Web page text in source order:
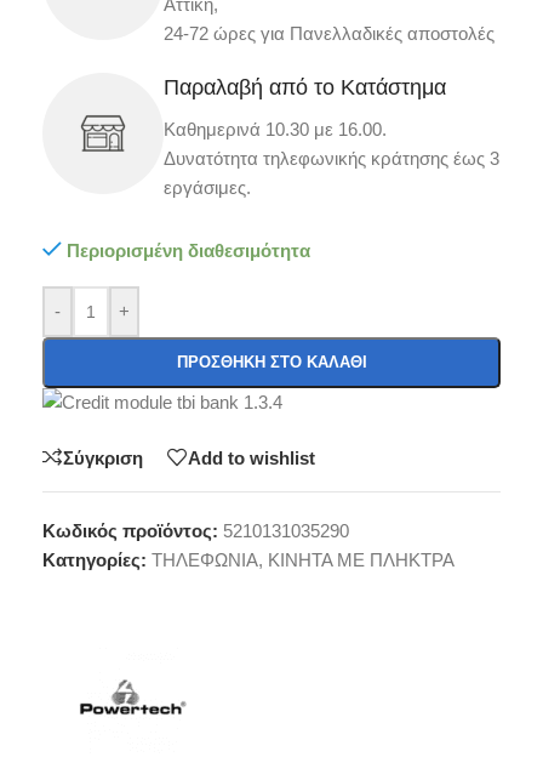
Αττική,
24-72 ώρες για Πανελλαδικές αποστολές
Παραλαβή από το Κατάστημα
Καθημερινά 10.30 με 16.00.
Δυνατότητα τηλεφωνικής κράτησης έως 3
εργάσιμες.
Περιορισμένη διαθεσιμότητα
- +
ΠΡΟΣΘΉΚΗ ΣΤΟ ΚΑΛΆΘΙ
Σύγκριση Add to wishlist
Κωδικός προϊόντος: 5210131035290
Κατηγορίες: ΤΗΛΕΦΩΝΙΑ, ΚΙΝΗΤΑ ΜΕ ΠΛΗΚΤΡΑ